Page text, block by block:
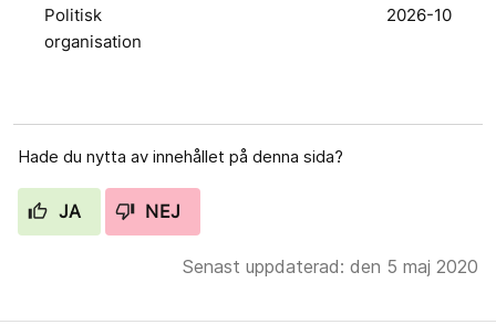
Politisk
organisation
2026-10
Hade du nytta av innehållet på denna sida?
JA NEJ
Senast uppdaterad: den 5 maj 2020